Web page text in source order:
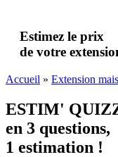
Estimez le prix
de votre
Accueil » Extension
ESTIM'
en 3 questions,
1 estimation !